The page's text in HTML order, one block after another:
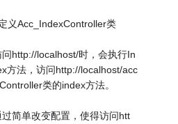
义Acc_IndexController类
http://localhost/时，会执行In
方法，访问http://localhost/acc
类的index方法。
简单改变配置，使得访问htt